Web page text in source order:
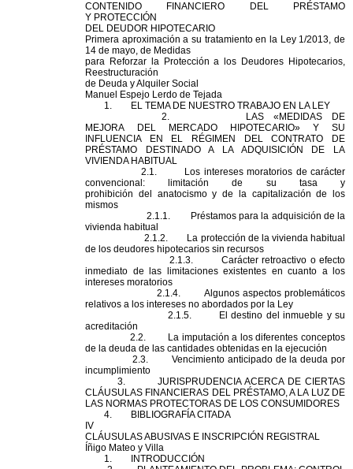
CONTENIDO FINANCIERO
DEL
PRÉSTAMO
Y PROTECCIÓN
DEL DEUDOR HIPOTECARIO
Primera aproximación a su tratamiento en la Ley 1/2013, de
14 de mayo, de Medidas
para Reforzar la Protección a los Deudores Hipotecarios,
Reestructuración
de Deuda y Alquiler Social
Manuel Espejo Lerdo de Tejada
1. EL TEMA DE NUESTRO TRABAJO EN LA LEY
2. LAS «MEDIDAS DE
MEJORA
DEL MERCADO HIPOTECARIO» Y SU
INFLUENCIA EN EL RÉGIMEN
DEL
CONTRATO DE
PRÉSTAMO DESTINADO A LA ADQUISICIÓN DE LA
VIVIENDA HABITUAL
2.1. Los intereses moratorios de carácter
convencional: limitación de su tasa y
prohibición del
anatocismo y de la capitalización de los
mismos
2.1.1. Préstamos para la adquisición de la
vivienda habitual
2.1.2. La protección de la vivienda habitual
de los deudores hipotecarios sin recursos
2.1.3. Carácter retroactivo o efecto
inmediato de las limitaciones existentes en cuanto a los
intereses moratorios
2.1.4. Algunos aspectos problemáticos
relativos a los intereses no abordados por la Ley
2.1.5. El destino del inmueble y su
acreditación
2.2. La imputación a los diferentes conceptos
de la deuda de las cantidades obtenidas en la ejecución
2.3. Vencimiento anticipado de la deuda por
incumplimiento
3. JURISPRUDENCIA ACERCA DE CIERTAS
CLÁUSULAS FINANCIERAS DEL PRÉSTAMO, A LA LUZ DE
LAS NORMAS PROTECTORAS DE LOS CONSUMIDORES
4. BIBLIOGRAFÍA CITADA
IV
CLÁUSULAS ABUSIVAS E INSCRIPCIÓN REGISTRAL
Íñigo Mateo y Villa
1. INTRODUCCIÓN